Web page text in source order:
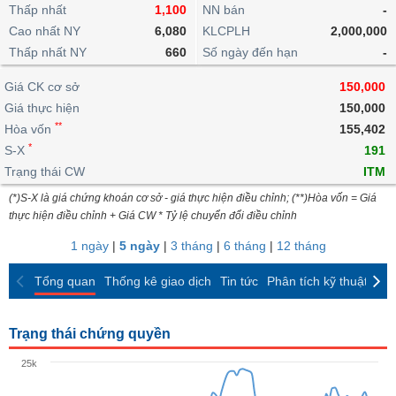
lỗ
dịch
nội
Niên
giám
Tài
liệu
cổ
Định
giá
ngoài
doanh
Top
cổ
phiếu
ngành
giao
dịch
dịch
Chứng
quyền
quan
Thống
giao
dịch
Thống
giao
dịch
Tin
tức
Phân
tích
kỹ
thuật
trực
tuyến
Bộ
lọc
cổ
So
sánh
Báo
cáo
Vĩ
mô
lai
Chứng
quyền
Trái
phiếu
IR
Awards
tạo
Dịch
vụ
Thấp nhất
1,100
Cao nhất NY
6,080
Thấp nhất NY
660
NN bán
-
KLCPLH
2,000,000
Số ngày đến hạn
-
Giá CK cơ sở
150,000
Giá thực hiện
150,000
Hòa vốn **
155,402
S-X *
191
Trạng thái CW
ITM
(*)S-X là giá chứng khoán cơ sở - giá thực hiện điều chỉnh; (**)Hòa vốn = Giá
thực hiện điều chỉnh + Giá CW * Tỷ lệ chuyển đổi điều chỉnh
1 ngày| 5 ngày| 3 tháng | 6 tháng | 12 tháng
Tổng quan Thống kê giao dịch Tin tức Phân tích kỹ thuật
Trạng thái chứng quyền
25k
BẤT
ĐỘNG
SẢN
TÀI
CHÍNH
HÀNG
KINH